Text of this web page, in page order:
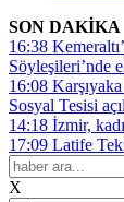
SON DAKİKA
16:38
Söyleşileri’nde
16:08
Sosyal Tesisi
14:18 İzmir,
17:09 Latife
X